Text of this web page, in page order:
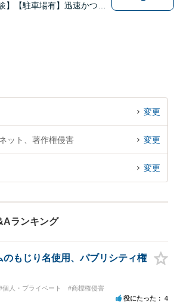
】【駐車場有】迅速かつ丁
変更
ット、著作権侵害 変更
変更
ランキング
のもじり名使用、パブリシティ権
個人・プライベート #商標権侵害
役にたった 4